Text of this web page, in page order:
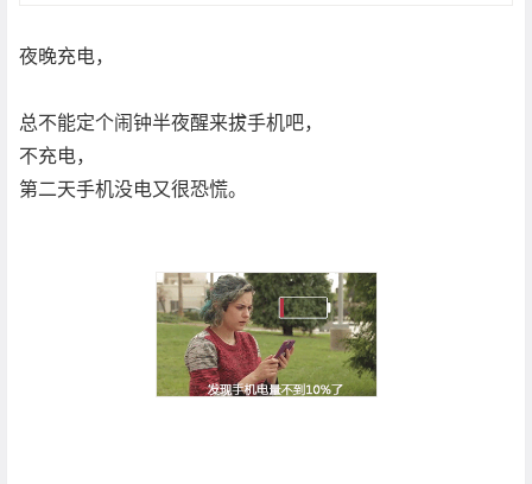
夜晚充电，
总不能定个闹钟半夜醒来拔手机吧，
不充电，
第二天手机没电又很恐慌。